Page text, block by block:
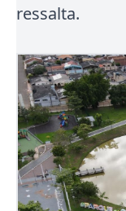
ressalta.